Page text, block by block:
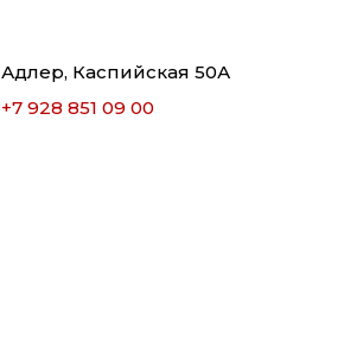
Адлер, Каспийская 50А
+7 928 851 09 00